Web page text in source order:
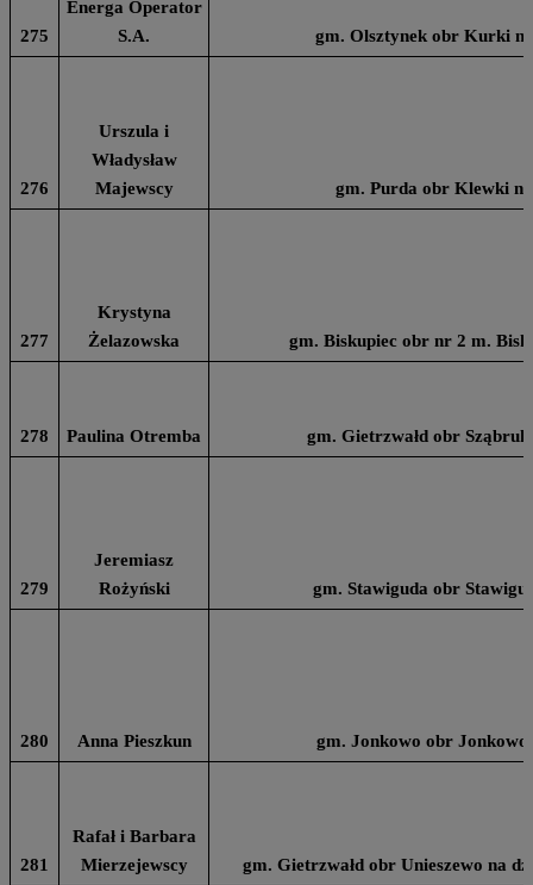
275
Energa Operator
S.A.
gm. Olsztynek obr Kurki
276
Urszula i
Władysław
Majewscy
gm. Purda obr Klewki
277
Krystyna
Żelazowska
gm. Biskupiec obr nr 2 m.
278 Paulina Otremba gm. Gietrzwałd obr
279
Jeremiasz
Rożyński
gm. Stawiguda obr
280 Anna Pieszkun gm. Jonkowo obr Jonkowo
281
Rafał i Barbara
Mierzejewscy
gm. Gietrzwałd obr Unieszewo na